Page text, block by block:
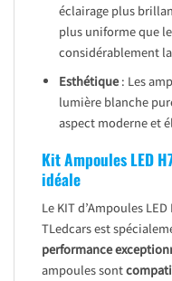
éclairage plus
plus uniforme que
considérablement
Esthétique: Les
lumière blanche
aspect moderne et
Kit Ampoules LED
idéale
Le KIT d’Ampoules LED
TLedcars est
performance
ampoules sont